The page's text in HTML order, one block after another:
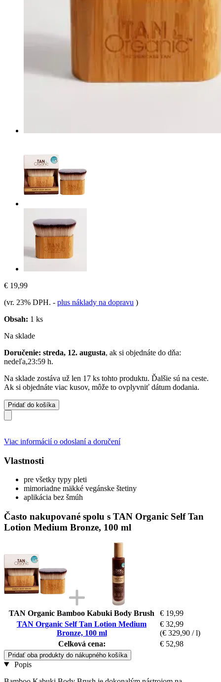
€ 19,99
(vr. 23% DPH. - plus náklady na dopravu )
Obsah: 1 ks
Na sklade
Doručenie: streda, 12. augusta, ak si objednáte do dňa:
nedeľa,23:59 h.
Na sklade zostáva už len 17 ks tohto produktu. Ďalšie sú na ceste.
Ak si objednáte viac kusov, môže to ovplyvniť dátum dodania.
Pridať do košíka
Viac informácií o odoslaní a doručení
Vlastnosti
pre všetky typy pleti
mimoriadne mäkké vegánske štetiny
aplikácia bez šmúh
Často nakupované spolu s TAN Organic Self Tan
Lotion Medium Bronze, 100 ml
TAN Organic Bamboo Kabuki Body Brush
€ 19,99
TAN Organic Self Tan Lotion Medium
Bronze, 100 ml
€ 32,99
(€ 329,90 / l)
Celková cena:
€ 52,98
Pridať oba produkty do nákupného košíka
Popis